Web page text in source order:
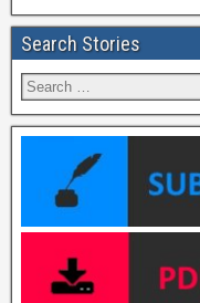
Search Stories